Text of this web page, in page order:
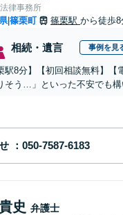
律事務所
|篠栗町 篠栗駅 から徒歩8
相続・遺言 事例を見
駅8分】【初回相談無料】
そう…」といった不安でも構
史 弁護士